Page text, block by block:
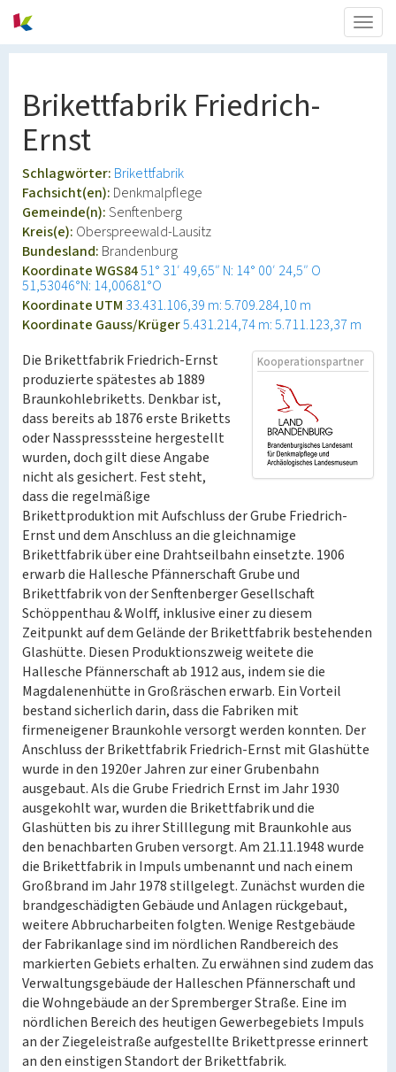
Brikettfabrik Friedrich-
Ernst
Schlagwörter: Brikettfabrik
Fachsicht(en): Denkmalpflege
Gemeinde(n):Senftenberg
Kreis(e): Oberspreewald-Lausitz
Bundesland: Brandenburg
Koordinate WGS8451° 31′ 49,65″ N: 14° 00′ 24,5″ O
51,53046°N: 14,00681°O
Koordinate UTM 33.431.106,39 m: 5.709.284,10 m
Koordinate Gauss/Krüger5.431.214,74 m: 5.711.123,37 m
Kooperationspartner
Die Brikettfabrik Friedrich-Ernst
produzierte spätestes ab 1889
Braunkohlebriketts. Denkbar ist,
dass bereits ab 1876 erste Briketts
oder Nasspresssteine hergestellt
wurden, doch gilt diese Angabe
nicht als gesichert. Fest steht,
dass die regelmäßige
Brikettproduktion mit Aufschluss der Grube Friedrich-
Ernst und dem Anschluss an die gleichnamige
Brikettfabrik über eine Drahtseilbahn einsetzte. 1906
erwarb die Hallesche Pfännerschaft Grube und
Brikettfabrik von der Senftenberger Gesellschaft
Schöppenthau & Wolff, inklusive einer zu diesem
Zeitpunkt auf dem Gelände der Brikettfabrik bestehenden
Glashütte. Diesen Produktionszweig weitete die
Hallesche Pfännerschaft ab 1912 aus, indem sie die
Magdalenenhütte in Großräschen erwarb. Ein Vorteil
bestand sicherlich darin, dass die Fabriken mit
firmeneigener Braunkohle versorgt werden konnten. Der
Anschluss der Brikettfabrik Friedrich-Ernst mit Glashütte
wurde in den 1920er Jahren zur einer Grubenbahn
ausgebaut. Als die Grube Friedrich Ernst im Jahr 1930
ausgekohlt war, wurden die Brikettfabrik und die
Glashütten bis zu ihrer Stilllegung mit Braunkohle aus
den benachbarten Gruben versorgt. Am 21.11.1948 wurde
die Brikettfabrik in Impuls umbenannt und nach einem
Großbrand im Jahr 1978 stillgelegt. Zunächst wurden die
brandgeschädigten Gebäude und Anlagen rückgebaut,
weitere Abbrucharbeiten folgten. Wenige Restgebäude
der Fabrikanlage sind im nördlichen Randbereich des
markierten Gebiets erhalten. Zu erwähnen sind zudem das
Verwaltungsgebäude der Halleschen Pfännerschaft und
die Wohngebäude an der Spremberger Straße. Eine im
nördlichen Bereich des heutigen Gewerbegebiets Impuls
an der Ziegeleistraße aufgestellte Brikettpresse erinnert
an den einstigen Standort der Brikettfabrik.